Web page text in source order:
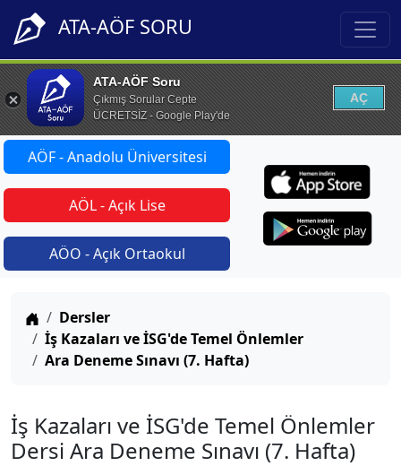
ATA-AÖF SORU
ATA-AÖF Soru
Çıkmış Sorular Cepte
ÜCRETSİZ - Google Play'de
AÇ
AÖF - Anadolu Üniversitesi
AÖL - Açık Lise
AÖO - Açık Ortaokul
Anasayfa
Dersler
İş Kazaları ve İSG'de Temel Önlemler
Ara Deneme Sınavı (7. Hafta)
İş Kazaları ve İSG'de Temel Önlemler
Dersi Ara Deneme Sınavı (7. Hafta)